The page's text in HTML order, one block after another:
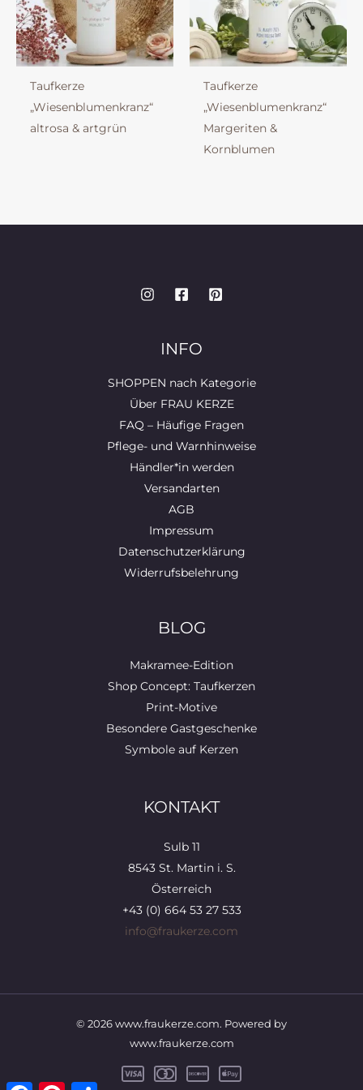
Taufkerze
„Wiesenblumenkranz“
altrosa & artgrün
Taufkerze
„Wiesenblumenkranz“
Margeriten &
Kornblumen
INFO
SHOPPEN nach Kategorie
Über FRAU KERZE
FAQ – Häufige Fragen
Pflege- und Warnhinweise
Händler*in werden
Versandarten
AGB
Impressum
Datenschutzerklärung
Widerrufsbelehrung
BLOG
Makramee-Edition
Shop Concept: Taufkerzen
Print-Motive
Besondere Gastgeschenke
Symbole auf Kerzen
KONTAKT
Sulb 11
8543 St. Martin i. S.
Österreich
+43 (0) 664 53 27 533
info@fraukerze.com
© 2026 www.fraukerze.com. Powered by
www.fraukerze.com